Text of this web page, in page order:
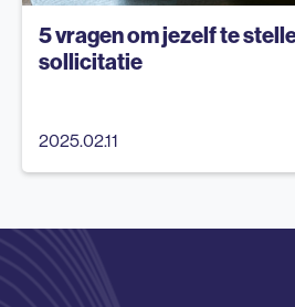
5 vragen om jezelf te
sollicitatie
2025.02.11